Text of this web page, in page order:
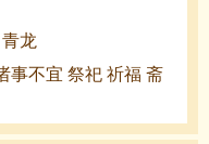
龙
事不宜 祭祀 祈福 斋